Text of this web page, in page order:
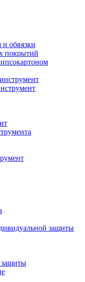
обвязки
покрытий
защиты
защиты